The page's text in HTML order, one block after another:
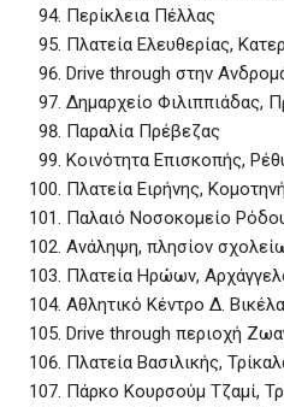
Περίκλεια Πέλλας
Πλατεία Ελευθερίας,
Drive through στην
Δημαρχείο Φιλιππιάδας,
Παραλία Πρέβεζας
Κοινότητα Επισκοπής,
Πλατεία Ειρήνης, Κομοτηνή
Παλαιό Νοσοκομείο
Ανάληψη, πλησίον
Πλατεία Ηρώων,
Αθλητικό Κέντρο Δ.
Drive through περιοχή
Πλατεία Βασιλικής,
Πάρκο Κουρσούμ Τζαμί,